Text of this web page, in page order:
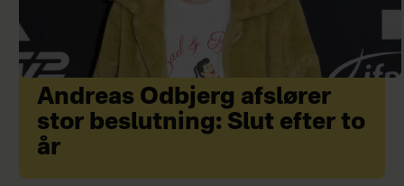
Andreas Odbjerg afslører
stor beslutning: Slut efter to
år